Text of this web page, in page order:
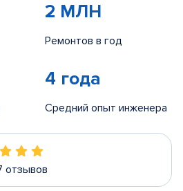
2 МЛН
Ремонтов в год
4 года
Средний опыт инженера
отзывов